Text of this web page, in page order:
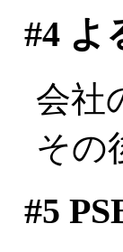
#4よ
会社
その
#5